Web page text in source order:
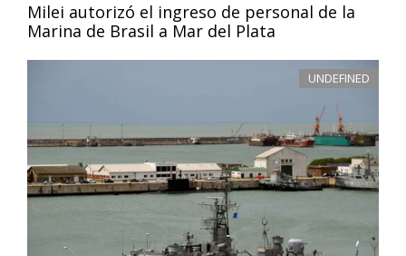
Milei autorizó el ingreso de personal de la
Marina de Brasil a Mar del Plata
UNDEFINED